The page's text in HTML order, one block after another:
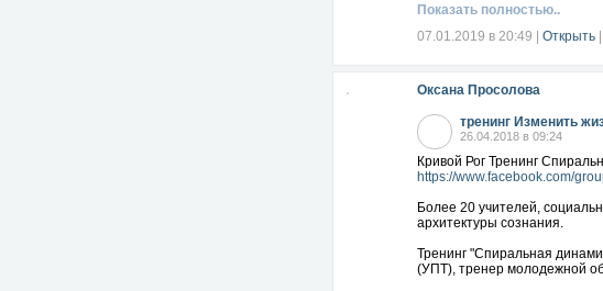
Показать полностью..
07.01.2019 в 20:49
Открыть
Оксана Просолова
тренинг Изменить
26.04.2018 в 09:24
Кривой Рог Тренинг
https://www.facebook.com/
Более 20 учителей,
архитектуры сознания.
Тренинг "Спиральная
(УПТ), тренер молодежной